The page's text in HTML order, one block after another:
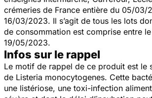
crémeries de France entière du 05/03/
16/03/2023. Il s’agit de tous les lots
de consommation est comprise entre
19/05/2023.
Infos sur le rappel
Le motif de rappel de ce produit est le
de Listeria monocytogenes. Cette
une listériose, une toxi-infection